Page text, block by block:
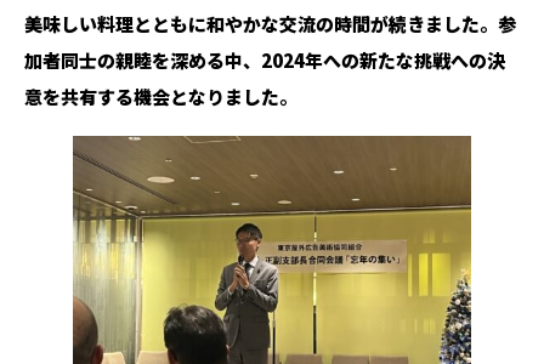
美味しい料理とともに和やかな交流の時間が続きました。参
加者同士の親睦を深める中、2024年への新たな挑戦への決
意を共有する機会となりました。